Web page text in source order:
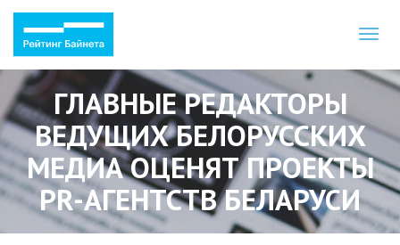
ГЛАВНЫЕ РЕДАКТОРЫ
ВЕДУЩИХ БЕЛОРУССКИХ
МЕДИА ОЦЕНЯТ ПРОЕКТЫ
PR-АГЕНТСТВ БЕЛАРУСИ